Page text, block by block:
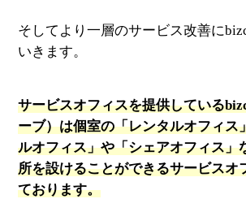
そしてより一層のサービス改善に
いきます。
サービスオフィスを提供している
ーブ）は個室の「レンタルオフィス
ルオフィス」や「シェアオフィス」
所を設けることができるサービスオ
ております。